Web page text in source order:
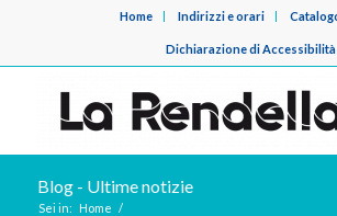
Home Indirizzi e orari
Dichiarazione di Accessibilità
Blog - Ultime notizie
Sei in: Home /